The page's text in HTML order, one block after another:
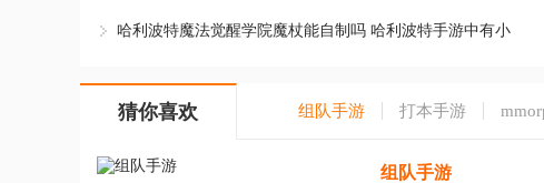
哈利波特魔法觉醒学院魔杖能自制吗 哈利波特手游中有小
猜你喜欢 组队手游 打本手游
组队手游